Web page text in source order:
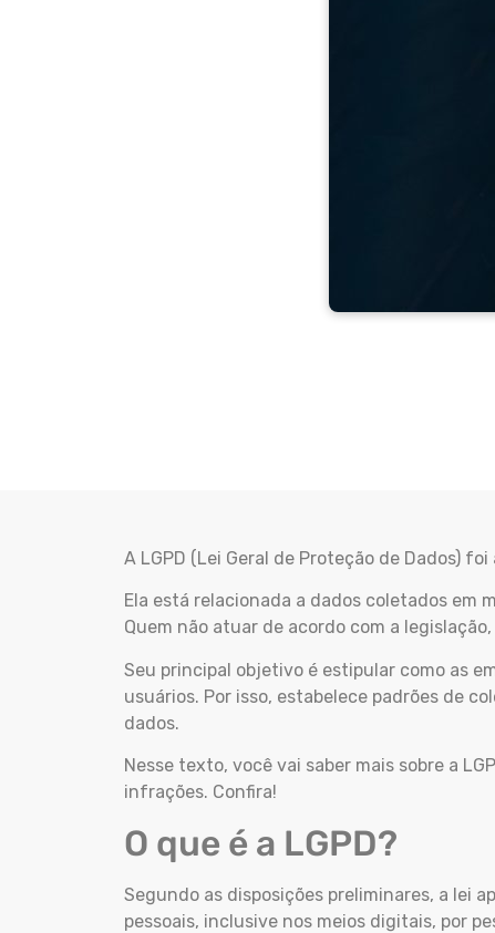
A LGPD (Lei Geral de Proteção de Dados)
Ela está relacionada a dados coletados em
Quem não atuar de acordo com a
Seu principal objetivo é estipular como as
usuários. Por isso, estabelece padrões de
dados.
Nesse texto, você vai saber mais sobre a
infrações. Confira!
O que é a LGPD?
Segundo as disposições preliminares, a lei
pessoais, inclusive nos meios digitais, por